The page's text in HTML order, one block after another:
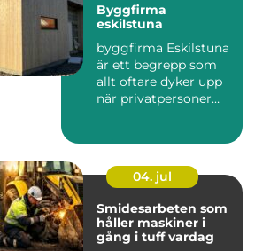
Byggfirma
eskilstuna
byggfirma Eskilstuna
är ett begrepp som
allt oftare dyker upp
när privatpersoner
04. jul
Smidesarbeten som
håller maskiner i
gång i tuff vardag